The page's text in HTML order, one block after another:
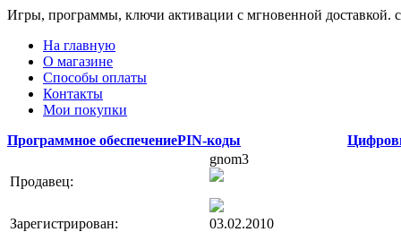
Игры, программы, ключи активации с мгновенной доставкой.
На главную
О магазине
Способы оплаты
Контакты
Мои покупки
Программное обеспечениеPIN-коды
Продавец:
gnom3
Зарегистрирован:
03.02.2010